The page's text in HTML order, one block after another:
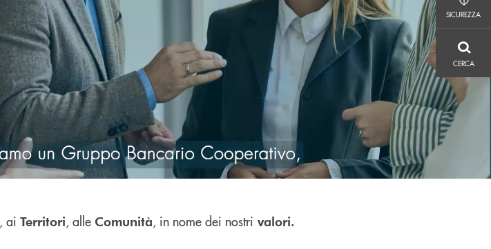
SICUREZZA
SICUREZZA
CERCA
CERCA
, ai Territori, alle Comunità, in nome dei nostri valori.